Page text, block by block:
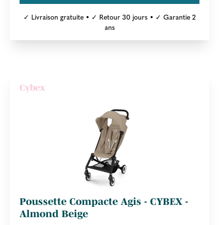
✓ Livraison gratuite • ✓ Retour 30 jours • ✓ Garantie 2
ans
Cybex
Poussette Compacte Agis - CYBEX -
Almond Beige